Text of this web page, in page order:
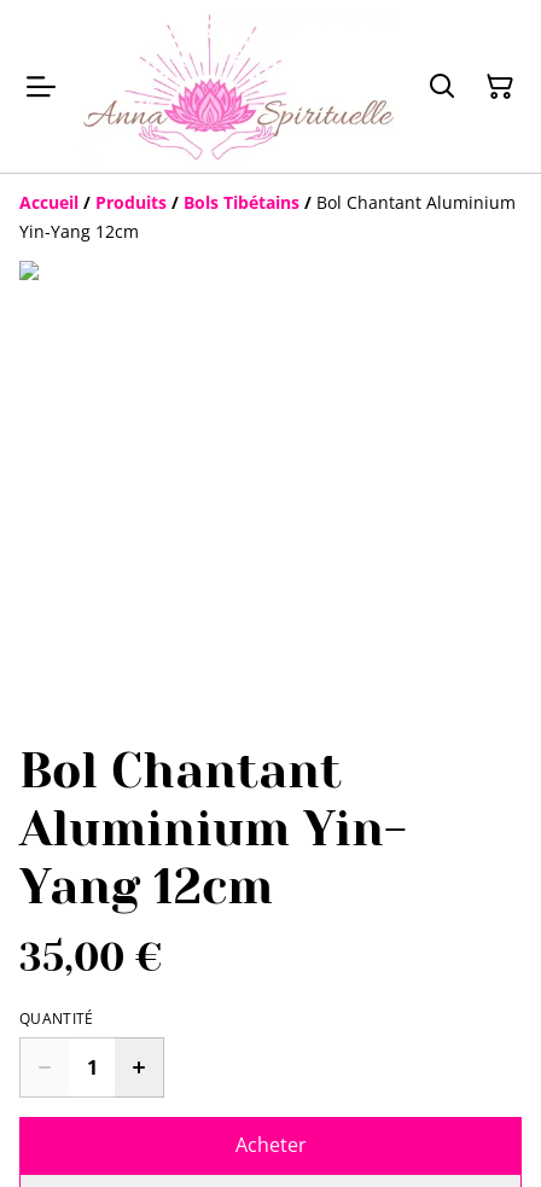
Accueil / Produits / Bols Tibétains / Bol Chantant Aluminium
Yin-Yang 12cm
Bol Chantant
Aluminium Yin-
Yang 12cm
35,00 €
QUANTITÉ
Acheter